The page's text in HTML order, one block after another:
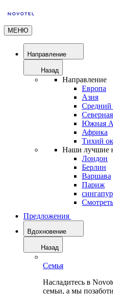
МЕНЮ
Направление
Назад
Направление
Европа
Азия
Средний
Южная
Африка
Тихий
Наши лучшие
Лондон
Берлин
Варшава
Париж
сингапур
Предложения
Вдохновение
Назад
Семья
Насладитесь в
семьи, а мы